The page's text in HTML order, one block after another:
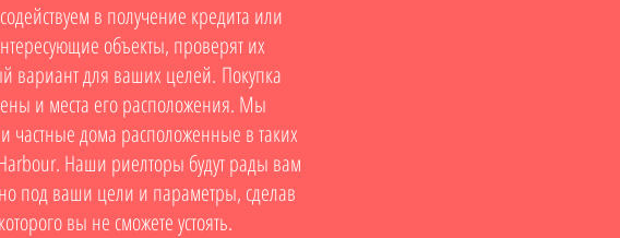
в получение кредита или
объекты, проверят их
вариант для ваших целей. Покупка
и места его расположения. Мы
дома расположенные в таких
Наши риелторы будут рады вам
под ваши цели и параметры, сделав
вы не сможете устоять.